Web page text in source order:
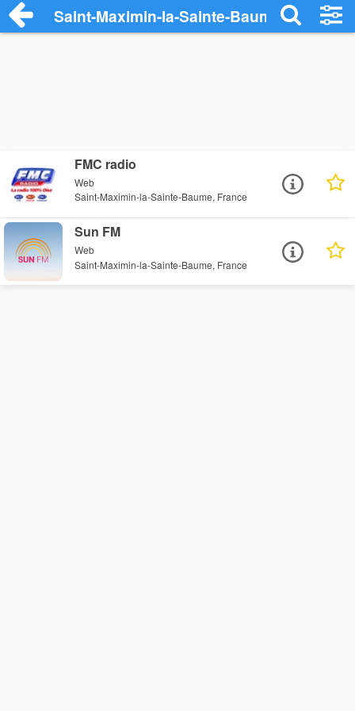
Saint-Maximin-la-Sainte-Baume
FMC radio
Web
Saint-Maximin-la-Sainte-Baume, France
Sun FM
Web
Saint-Maximin-la-Sainte-Baume, France